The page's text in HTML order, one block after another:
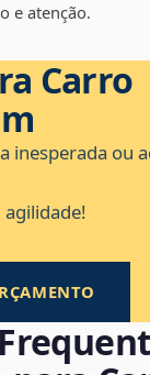
e atenção.
Carro
inesperada ou